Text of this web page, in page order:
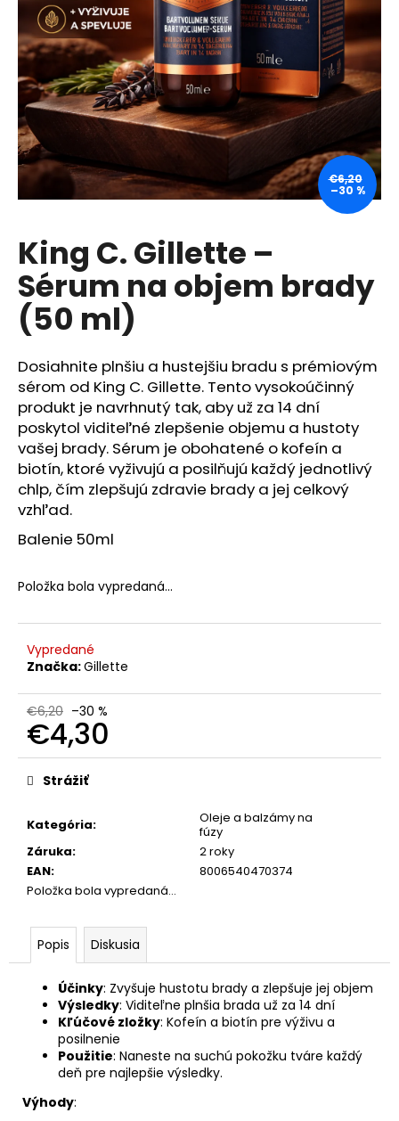
King C. Gillette –
Sérum na objem brady
(50 ml)
Dosiahnite plnšiu a hustejšiu bradu s prémiovým
sérom od King C. Gillette. Tento vysokoúčinný
produkt je navrhnutý tak, aby už za 14 dní
poskytol viditeľné zlepšenie objemu a hustoty
vašej brady. Sérum je obohatené o kofeín a
biotín, ktoré vyživujú a posilňujú každý jednotlivý
chlp, čím zlepšujú zdravie brady a jej celkový
vzhľad.
Balenie 50ml
Položka bola vypredaná…
Vypredané
Značka:Gillette
€6,20 –30 %
€4,30
Jednotková
cena:
Kategória:
Oleje a balzámy na
fúzy
Záruka:
2 roky
EAN:
8006540470374
Položka bola vypredaná…
Strážiť
€6,20
–30 %
Popis Diskusia
Účinky: Zvyšuje hustotu brady a zlepšuje jej objem
Výsledky: Viditeľne plnšia brada už za 14 dní
Kľúčové zložky: Kofeín a biotín pre výživu a
posilnenie
Použitie: Naneste na suchú pokožku tváre každý
deň pre najlepšie výsledky.
Výhody:
á
j
s
ť
?
O
d
p
o
r
ú
č
a
m
e
VICHY
SOLEIL
MLIEKO
TVÁR
TELO
SPF
300ML,
EXP
05/26
€9,44
Pôvodne:
€23,60